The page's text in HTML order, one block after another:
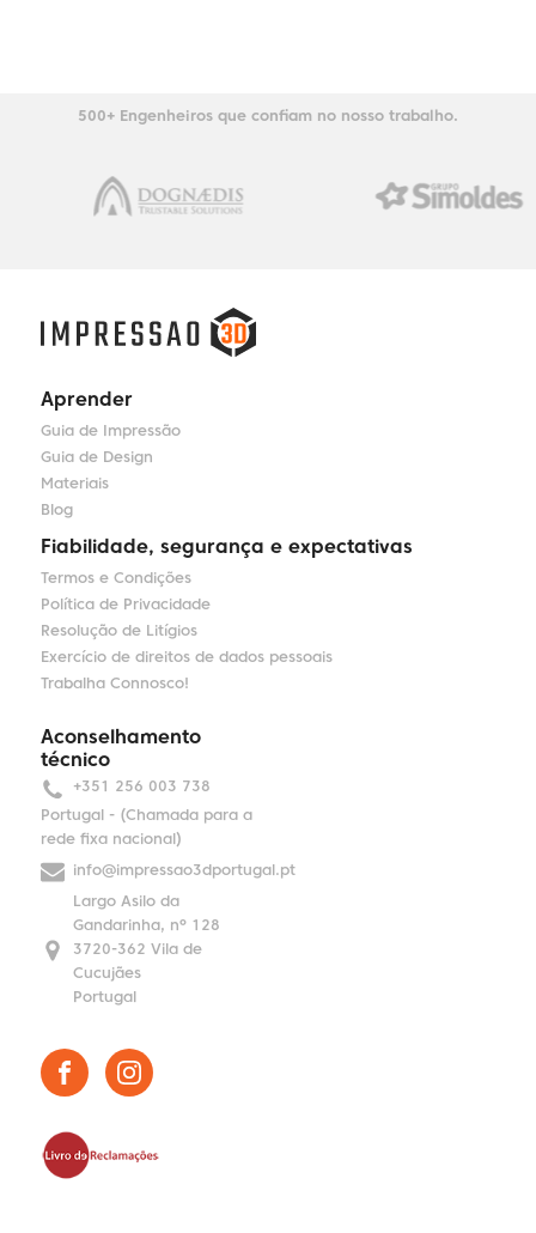
500+ Engenheiros que confiam no nosso trabalho.
Aprender
Guia de Impressão
Guia de Design
Materiais
Blog
Fiabilidade, segurança e expectativas
Termos e Condições
Política de Privacidade
Resolução de Litígios
Exercício de direitos de dados pessoais
Trabalha Connosco!
Aconselhamento
técnico
+351 256 003 738
Portugal - (Chamada para a
rede fixa nacional)
info@impressao3dportugal.pt
Largo Asilo da
Gandarinha, nº 128
3720-362 Vila de
Cucujães
Portugal